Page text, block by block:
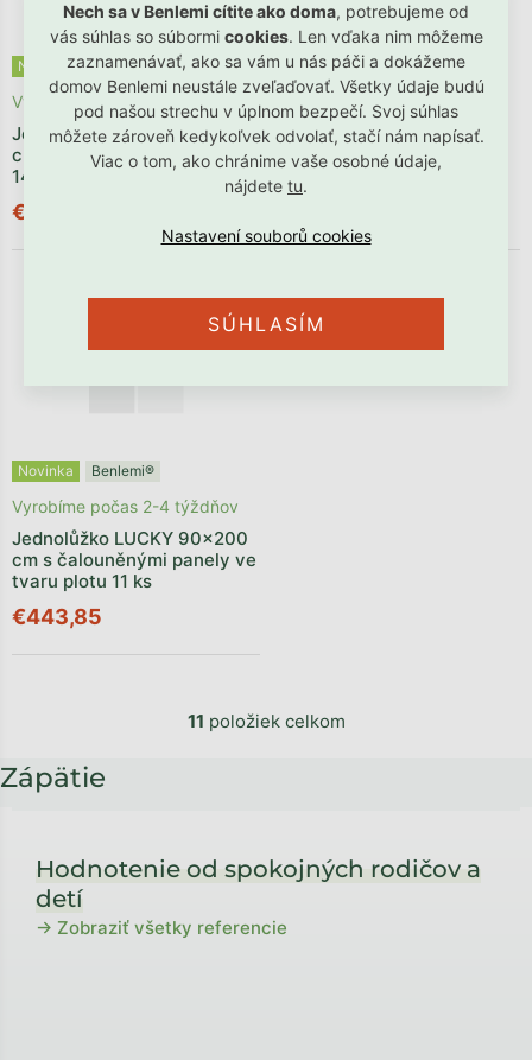
Nech sa v Benlemi cítite ako doma, potrebujeme od
vás súhlas so súbormi cookies. Len vďaka nim môžeme
zaznamenávať, ako sa vám u nás páči a dokážeme
domov Benlemi neustále zveľaďovať. Všetky údaje budú
pod našou strechu v úplnom bezpečí. Svoj súhlas
môžete zároveň kedykoľvek odvolať, stačí nám napísať.
Viac o tom, ako chránime vaše osobné údaje,
nájdete tu.
SÚHLASÍM
Novinka Benlemi®
Jednolôžko LUCKY 90x200
cm so štvorcovými panelmi
14 ks
Vyrobíme počas 2-4 týždňov
€395,51
Novinka Benlemi®
Jednolôžko LUCKY 90x200
cm so štvorcovými panelmi
20 ks
Vyrobíme počas 2-4 týždňov
Novinka Benlemi®
Jednolůžko LUCKY 90x200
cm s čalouněnými panely ve
tvaru plotu 11 ks
Vyrobíme počas 2-4 týždňov
€443,85
11 položiek celkom
Zápätie
Hodnotenie od spokojných rodičov a
detí
→ Zobraziť všetky referencie